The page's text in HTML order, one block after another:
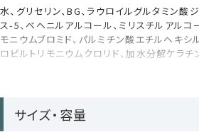
加水分解ケラチン*³が深部ま
中補修
髪の主成分であるタンパク質「加水分解
頭皮ストレスと心を癒すウッディ系フレッシュ
水、グリセリン、BG、ラウロイルグルタミン酸
ス-5、ベヘニルアルコール、ミリスチルアルコ
モニウムブロミド、パルミチン酸エチルヘキシ
ロピルトリモニウムクロリド、加水分解ケラチ
キス、ローマカミツレ花エキス、アルニカ花エキ
花/葉/茎エキス、ローズマリー葉エキス、ラ
マリー葉油、アトラスシー、ー樹皮油、スギ枝/
サイズ・容量